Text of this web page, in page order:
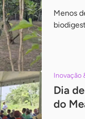
Menos
Inovação
Dia
do